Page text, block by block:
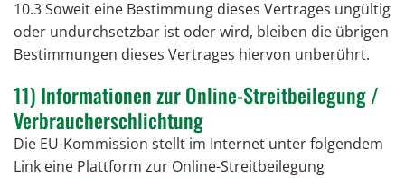
10.3 Soweit eine Bestimmung dieses Vertrages ungültig
oder undurchsetzbar ist oder wird, bleiben die übrigen
Bestimmungen dieses Vertrages hiervon unberührt.
11) Informationen zur Online-Streitbeilegung /
Verbraucherschlichtung
Die EU-Kommission stellt im Internet unter folgendem
Link eine Plattform zur Online-Streitbeilegung